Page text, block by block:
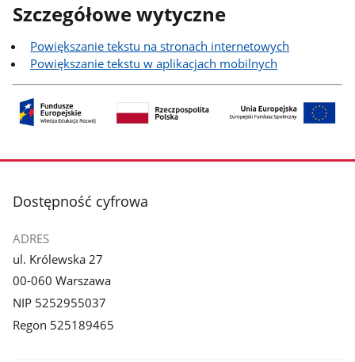
Szczegółowe wytyczne
Powiększanie tekstu na stronach internetowych
Powiększanie tekstu w aplikacjach mobilnych
stopka
Dostępność cyfrowa
ADRES
ul. Królewska 27
00-060 Warszawa
NIP 5252955037
Regon 525189465